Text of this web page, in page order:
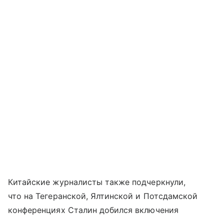
Китайские журналисты также подчеркнули,
что на Тегеранской, Ялтинской и Потсдамской
конференциях Сталин добился включения